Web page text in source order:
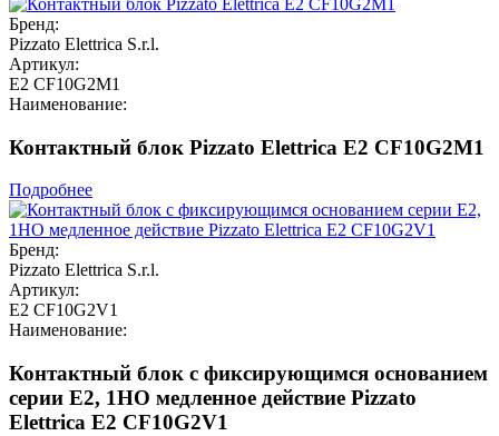
Бренд:
Pizzato Elettrica S.r.l.
Артикул:
E2 CF10G2M1
Наименование:
Контактный блок Pizzato Elettrica E2 CF10G2M1
Подробнее
Бренд:
Pizzato Elettrica S.r.l.
Артикул:
E2 CF10G2V1
Наименование:
Контактный блок с фиксирующимся основанием
серии E2, 1НО медленное действие Pizzato
Elettrica E2 CF10G2V1